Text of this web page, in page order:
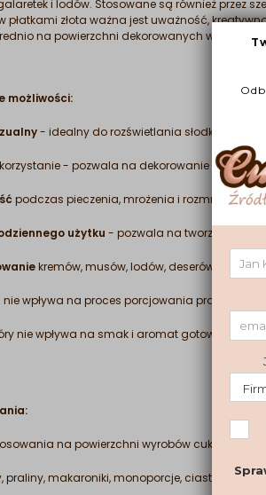
i lodów. Stosowane są również przez
płatkami złota ważna jest uważność,
na powierzchni dekorowanych
możliwości:
- idealny do rozświetlania słodkich
- pozwala na dekorowanie wyrobów
podczas pieczenia, mrożenia i rozmrażania),
użytku - pozwala na tworzenie
kremów, musów, lodów, deserów
wpływa na proces porcjowania produktów,
nie wpływa na smak i aromat gotowych
na powierzchni wyrobów cukierniczych,
praliny, makaroniki, monoporcje, ciasteczka,